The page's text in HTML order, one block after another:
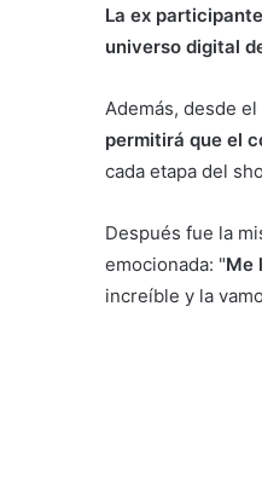
La ex
universo digital
Además, desde
permitirá que el
cada etapa del
Después fue la
emocionada: "Me
increíble y la